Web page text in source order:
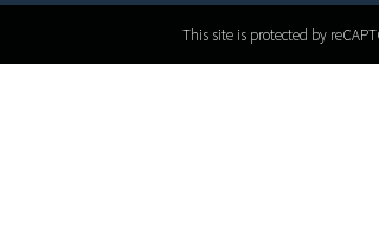
This site is protected by